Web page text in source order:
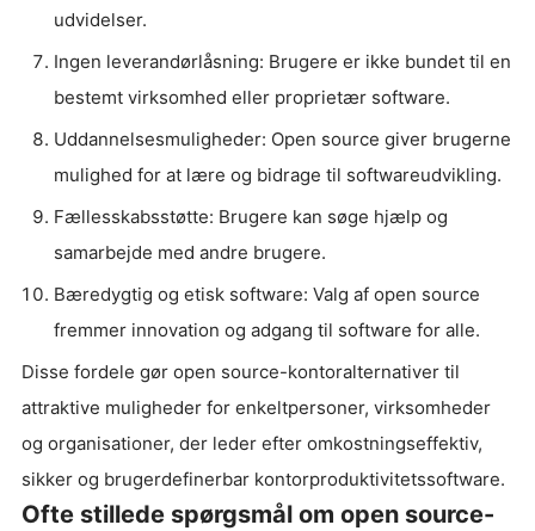
udvidelser.
Ingen leverandørlåsning: Brugere er ikke bundet til en
bestemt virksomhed eller proprietær software.
Uddannelsesmuligheder: Open source giver brugerne
mulighed for at lære og bidrage til softwareudvikling.
Fællesskabsstøtte: Brugere kan søge hjælp og
samarbejde med andre brugere.
Bæredygtig og etisk software: Valg af open source
fremmer innovation og adgang til software for alle.
Disse fordele gør open source-kontoralternativer til
attraktive muligheder for enkeltpersoner, virksomheder
og organisationer, der leder efter omkostningseffektiv,
sikker og brugerdefinerbar kontorproduktivitetssoftware.
Ofte stillede spørgsmål om open source-